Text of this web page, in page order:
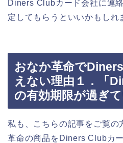
Diners Clubカード会社に連
定してもらうといいかもしれ
おなか革命で
えない理由１．「
の有効期限が過ぎて
私も、こちらの記事をご覧の
革命の商品をDiners Clubカ